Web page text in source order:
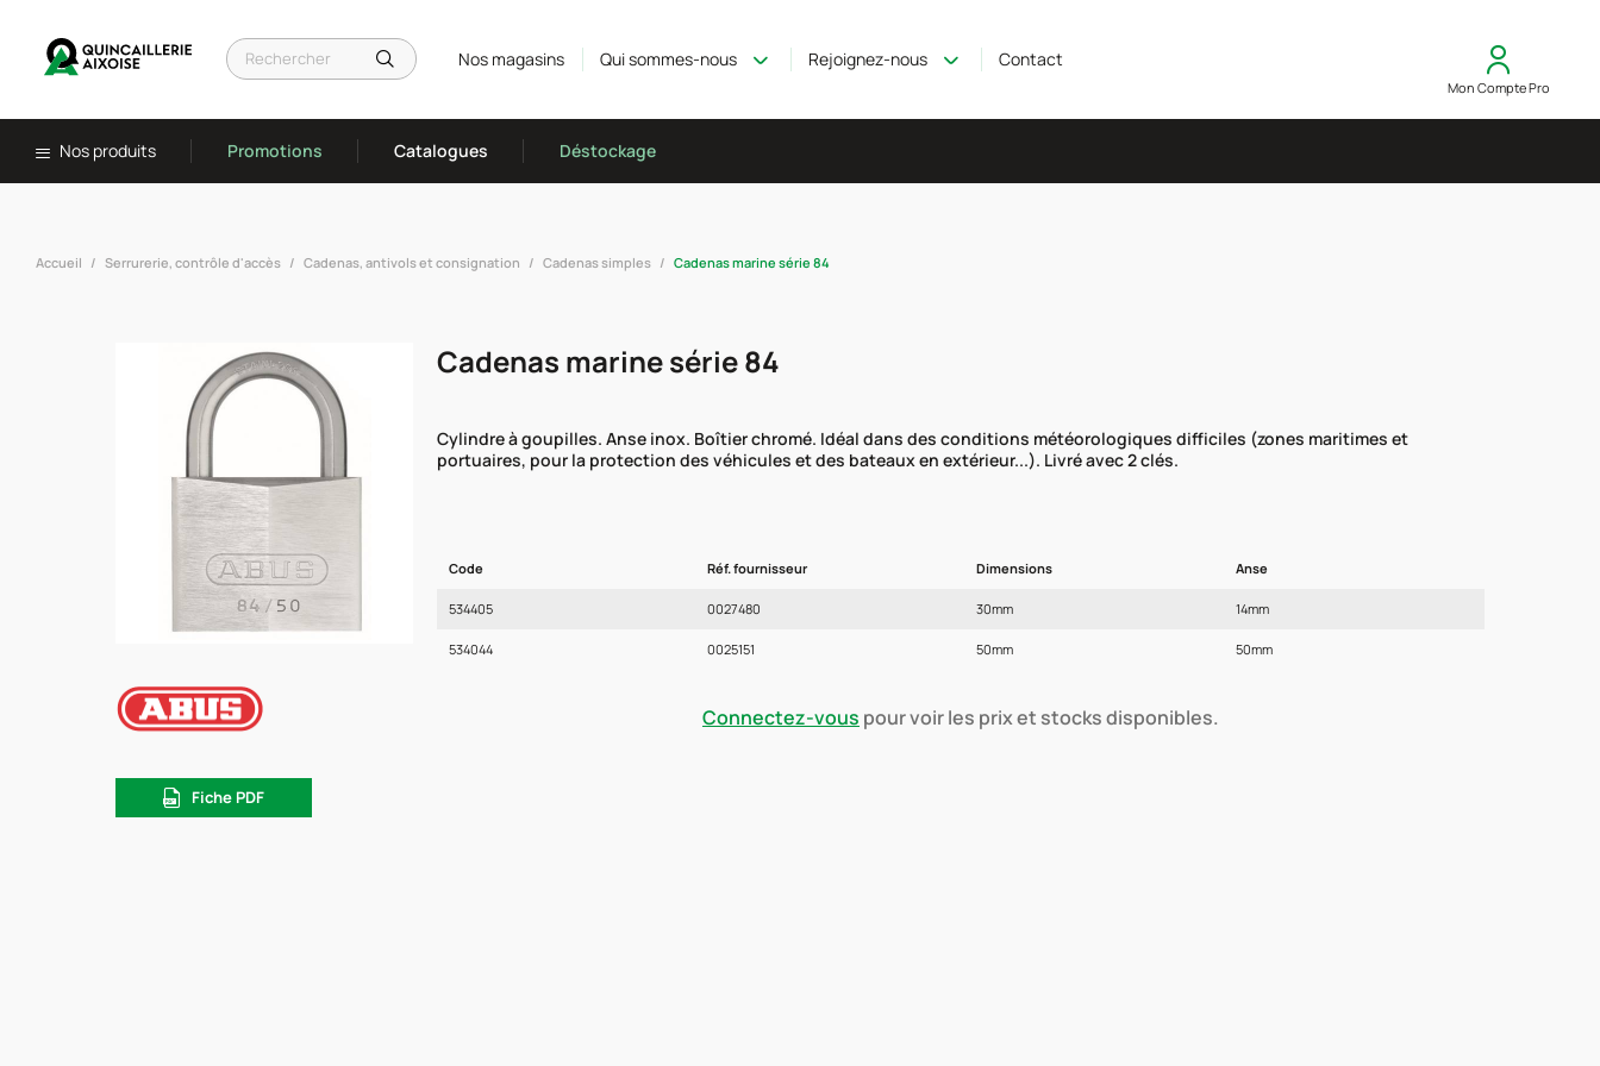
Nos magasins Qui sommes-nous Rejoignez-nous Contact
Mon Compte Pro
Nos produits Promotions Catalogues Déstockage
Accueil Serrurerie, contrôle d'accès Cadenas, antivols et consignation Cadenas simples Cadenas marine série 84
Fiche PDF
Cadenas marine série 84
Cylindre à goupilles. Anse inox. Boîtier chromé. Idéal dans des conditions météorologiques difficiles (zones maritimes et
portuaires, pour la protection des véhicules et des bateaux en extérieur...). Livré avec 2 clés.
Code Réf. fournisseur Dimensions Anse
534405 0027480 30mm 14mm
534044 0025151 50mm 50mm
Connectez-vous pour voir les prix et stocks disponibles.